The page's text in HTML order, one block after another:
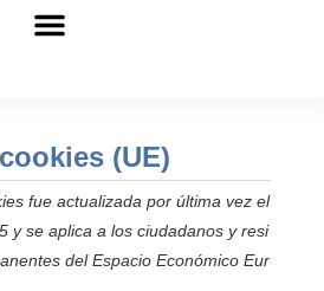
(UE)
fue actualizada por última vez el
y se aplica a los ciudadanos y resi
del Espacio Económico Eur